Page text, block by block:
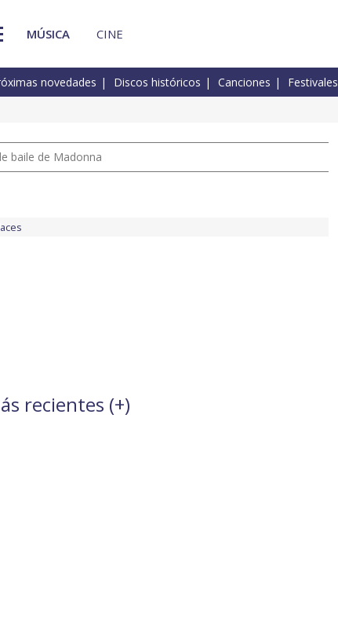
MÚSICA CINE
novedades Discos históricos Canciones Festivales
baile de Madonna
recientes (+)